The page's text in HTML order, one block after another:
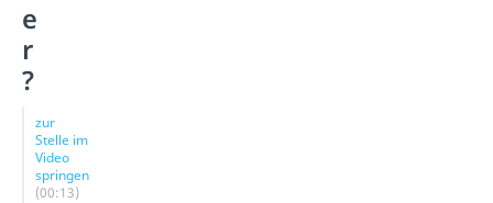
e
r
?
zur
Stelle im
Video
springen
(00:13)